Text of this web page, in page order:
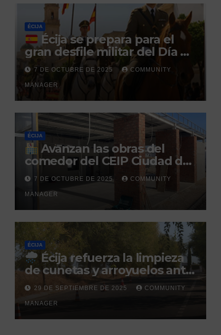
penitenciario
ÉCIJA
Écija se prepara para el
gran desfile militar del Día de
la Hispanidad organizado por
el Centro Militar de Cría
Caballar
7 DE OCTUBRE DE 2025 COMMUNITY
MANAGER
ÉCIJA
Avanzan las obras del
comedor del CEIP Ciudad del
Sol: su finalización está
prevista para finales de 2025
7 DE OCTUBRE DE 2025 COMMUNITY
MANAGER
ÉCIJA
Écija refuerza la limpieza
de cunetas y arroyuelos ante
la llegada de las lluvias
otoñales
29 DE SEPTIEMBRE DE 2025 COMMUNITY
MANAGER